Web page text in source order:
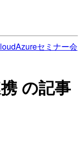
Azureセミナー会
の記事